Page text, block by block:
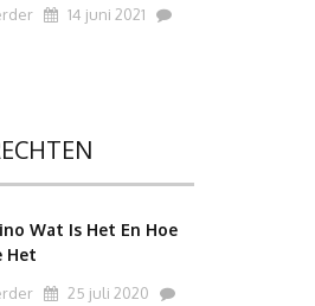
14 juni 2021
Wat Is Het En Hoe
Het
25 juli 2020